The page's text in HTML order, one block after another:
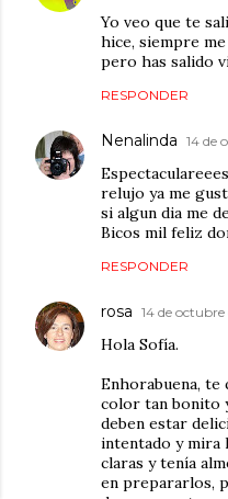
Yo veo que te
hice, siempre
pero has salido
RESPONDER
Nenalinda 14 de
relujo ya me
si algun dia me
Bicos mil feliz
RESPONDER
rosa 14 de octubre
Hola Sofía.
Enhorabuena, te
color tan bonito
deben estar
intentado y mira
claras y tenía
en prepararlos,